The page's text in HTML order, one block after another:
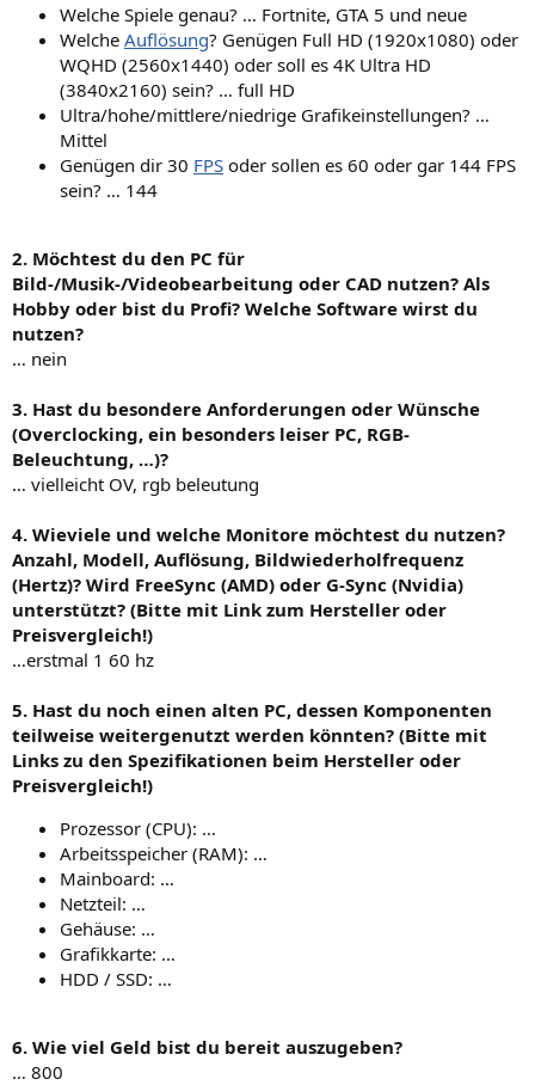
Welche Spiele genau? … Fortnite, GTA 5 und neue
Welche Auflösung? Genügen Full HD (1920x1080) oder
WQHD (2560x1440) oder soll es 4K Ultra HD
(3840x2160) sein? … full HD
Ultra/hohe/mittlere/niedrige Grafikeinstellungen? …
Mittel
Genügen dir 30 FPS oder sollen es 60 oder gar 144 FPS
sein? … 144
2. Möchtest du den PC für
Bild-/Musik-/Videobearbeitung oder CAD nutzen? Als
Hobby oder bist du Profi? Welche Software wirst du
nutzen?
… nein
3. Hast du besondere Anforderungen oder Wünsche
(Overclocking, ein besonders leiser PC, RGB-
Beleuchtung, …)?
… vielleicht OV, rgb beleutung
4. Wieviele und welche Monitore möchtest du nutzen?
Anzahl, Modell, Auflösung, Bildwiederholfrequenz
(Hertz)? Wird FreeSync (AMD) oder G-Sync (Nvidia)
unterstützt? (Bitte mit Link zum Hersteller oder
Preisvergleich!)
…erstmal 1 60 hz
5. Hast du noch einen alten PC, dessen Komponenten
teilweise weitergenutzt werden könnten? (Bitte mit
Links zu den Spezifikationen beim Hersteller oder
Preisvergleich!)
Prozessor (CPU): …
Arbeitsspeicher (RAM): …
Mainboard: …
Netzteil: …
Gehäuse: …
Grafikkarte: …
HDD / SSD: …
6. Wie viel Geld bist du bereit auszugeben?
… 800